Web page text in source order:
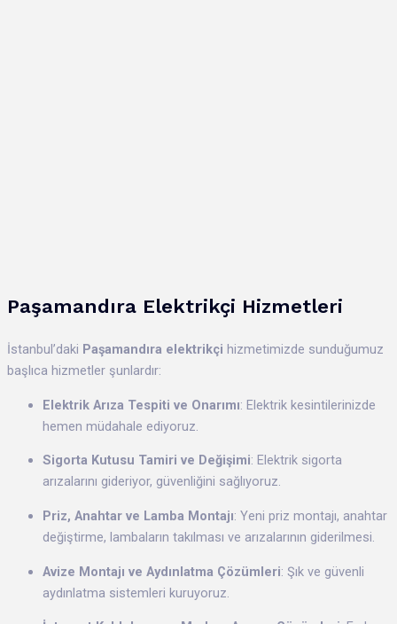
Paşamandıra Elektrikçi Hizmetleri
İstanbul’daki Paşamandıra elektrikçi hizmetimizde sunduğumuz
başlıca hizmetler şunlardır:
Elektrik Arıza Tespiti ve Onarımı: Elektrik kesintilerinizde
hemen müdahale ediyoruz.
Sigorta Kutusu Tamiri ve Değişimi: Elektrik sigorta
arızalarını gideriyor, güvenliğini sağlıyoruz.
Priz, Anahtar ve Lamba Montajı: Yeni priz montajı, anahtar
değiştirme, lambaların takılması ve arızalarının giderilmesi.
Avize Montajı ve Aydınlatma Çözümleri: Şık ve güvenli
aydınlatma sistemleri kuruyoruz.